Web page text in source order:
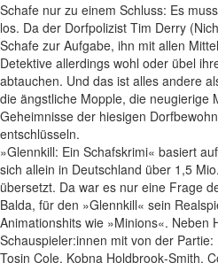
Schafe nur zu einem Schluss: Es
los. Da der Dorfpolizist Tim Derry
Schafe zur Aufgabe, ihn mit allen
Detektive allerdings wohl oder übel
abtauchen. Und das ist alles andere
die ängstliche Mopple, die neugierige
Geheimnisse der hiesigen
entschlüsseln.
»Glennkill: Ein Schafskrimi« basiert
sich allein in Deutschland über 1,5
übersetzt. Da war es nur eine Frage
Balda, für den »Glennkill« sein
Animationshits wie »Minions«. Neben
Schauspieler:innen mit von der
Tosin Cole, Kobna Holdbrook‑Smith,